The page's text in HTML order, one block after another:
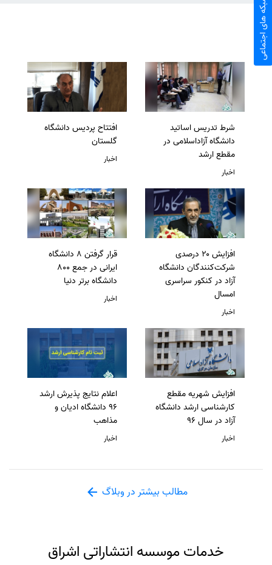
شرط تدریس اساتید
دانشگاه آزاداسلامی در
مقطع ارشد
اخبار
افتتاح پردیس دانشگاه
گلستان
اخبار
افزایش ۲۰ درصدی
شرکت‌کنندگان دانشگاه
آزاد در کنکور سراسری
امسال
اخبار
قرار گرفتن 8 دانشگاه
ایرانی در جمع 800
دانشگاه برتر دنیا
اخبار
افزایش شهریه مقطع
کارشناسی ارشد دانشگاه
آزاد در سال 96
اخبار
اعلام نتایج پذیرش ارشد
96 دانشگاه ادیان و
مذاهب
اخبار
مطالب بیشتر در وبلاگ
خدمات موسسه انتشاراتی اشراق
شبکه های اجتماعی